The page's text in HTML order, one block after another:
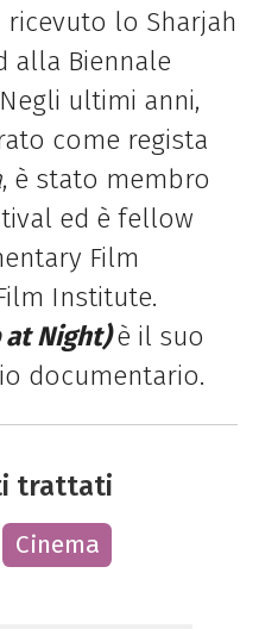
ricevuto lo Sharjah
alla Biennale
ultimi anni,
come regista
, è stato membro
ed è fellow
Film
Institute.
at Night)è il suo
documentario.
trattati
Cinema